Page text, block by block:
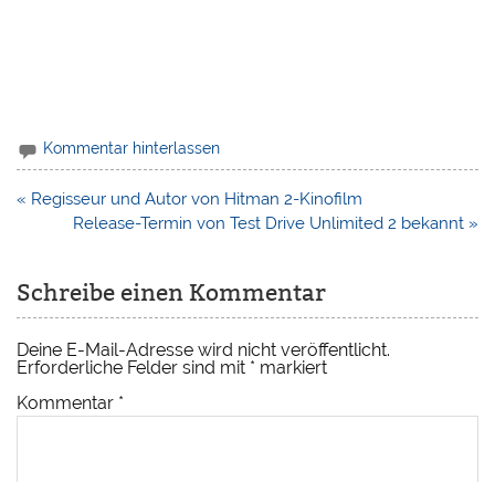
Kommentar hinterlassen
Beitragsnavigation
« Regisseur und Autor von Hitman 2-Kinofilm
Release-Termin von Test Drive Unlimited 2 bekannt »
Schreibe einen Kommentar
Deine E-Mail-Adresse wird nicht veröffentlicht.
Erforderliche Felder sind mit * markiert
Kommentar *